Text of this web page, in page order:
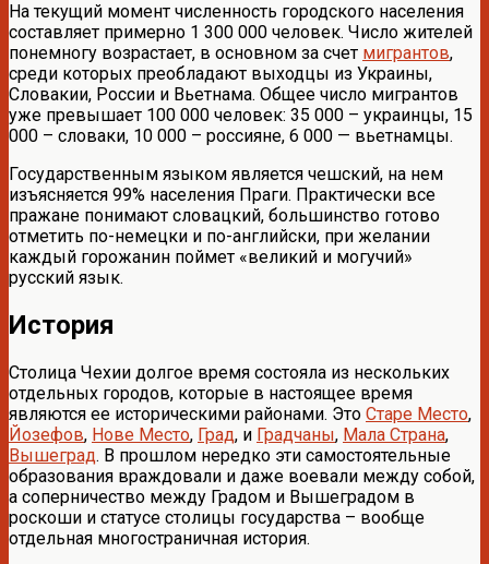
На текущий момент численность городского населения
составляет примерно 1 300 000 человек. Число жителей
понемногу возрастает, в основном за счет мигрантов,
среди которых преобладают выходцы из Украины,
Словакии, России и Вьетнама. Общее число мигрантов
уже превышает 100 000 человек: 35 000 – украинцы, 15
000 – словаки, 10 000 – россияне, 6 000 — вьетнамцы.
Государственным языком является чешский, на нем
изъясняется 99% населения Праги. Практически все
пражане понимают словацкий, большинство готово
отметить по-немецки и по-английски, при желании
каждый горожанин поймет «великий и могучий»
русский язык.
История
Столица Чехии долгое время состояла из нескольких
отдельных городов, которые в настоящее время
являются ее историческими районами. Это Старе Место,
Йозефов, Нове Место, Град, и Градчаны, Мала Страна,
Вышеград. В прошлом нередко эти самостоятельные
образования враждовали и даже воевали между собой,
а соперничество между Градом и Вышеградом в
роскоши и статусе столицы государства – вообще
отдельная многостраничная история.